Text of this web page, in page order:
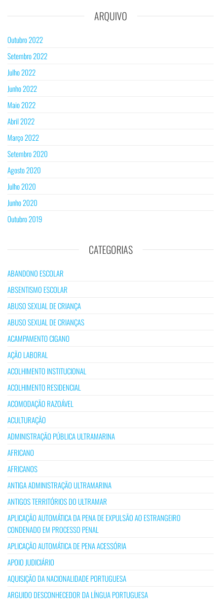
ARQUIVO
Outubro 2022
Setembro 2022
Julho 2022
Junho 2022
Maio 2022
Abril 2022
Março 2022
Setembro 2020
Agosto 2020
Julho 2020
Junho 2020
Outubro 2019
CATEGORIAS
ABANDONO ESCOLAR
ABSENTISMO ESCOLAR
ABUSO SEXUAL DE CRIANÇA
ABUSO SEXUAL DE CRIANÇAS
ACAMPAMENTO CIGANO
AÇÃO LABORAL
ACOLHIMENTO INSTITUCIONAL
ACOLHIMENTO RESIDENCIAL
ACOMODAÇÃO RAZOÁVEL
ACULTURAÇÃO
ADMINISTRAÇÃO PÚBLICA ULTRAMARINA
AFRICANO
AFRICANOS
ANTIGA ADMINISTRAÇÃO ULTRAMARINA
ANTIGOS TERRITÓRIOS DO ULTRAMAR
APLICAÇÃO AUTOMÁTICA DA PENA DE EXPULSÃO AO ESTRANGEIRO
CONDENADO EM PROCESSO PENAL
APLICAÇÃO AUTOMÁTICA DE PENA ACESSÓRIA
APOIO JUDICIÁRIO
AQUISIÇÃO DA NACIONALIDADE PORTUGUESA
ARGUIDO DESCONHECEDOR DA LÍNGUA PORTUGUESA